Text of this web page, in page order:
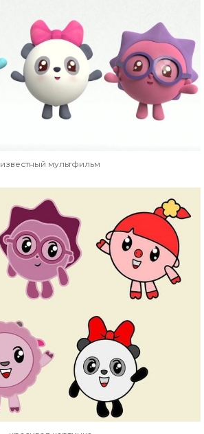
известный мультфильм